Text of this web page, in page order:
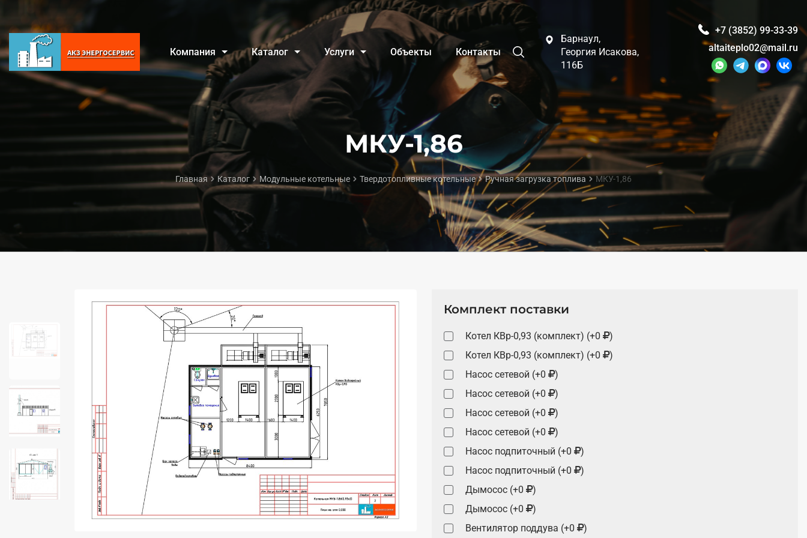
Компания Каталог Услуги Объекты Контакты
Барнаул,
Георгия Исакова,
116Б
+7 (3852) 99-33-39
altaiteplo02@mail.ru
МКУ-1,86
Главная Каталог Модульные котельные Твердотопливные котельные Ручная загрузка топлива МКУ-1,86
Комплект поставки
Котел КВр-0,93 (комплект) (+0
)
Котел КВр-0,93 (комплект) (+0
)
Насос сетевой (+0
)
Насос сетевой (+0
)
Насос сетевой (+0
)
Насос сетевой (+0
)
Насос подпиточный (+0
)
Насос подпиточный (+0
)
Дымосос (+0
)
Дымосос (+0
)
Вентилятор поддува (+0
)